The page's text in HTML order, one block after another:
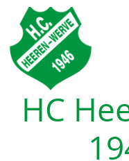
Inhalt
springen
HC